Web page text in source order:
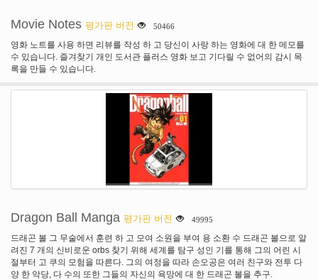
Movie Notes 평가판 버전 50466
영화 노트를 사용 하면 리뷰를 작성 하 고 당신이 사랑 하는 영화에 대 한 메모를
수 있습니다. 즐겨찾기 개인 도서관 플러스 영화 보고 기다릴 수 없어의 감시 목
록을 만들 수 있습니다.
Dragon Ball Manga 평가판 버전 49995
드래곤 볼 그 무술에서 훈련 하 고 모여 소원을 부여 용 소환 수 드래곤 볼으로 알
려진 7 개의 신비로운 orbs 찾기 위해 세계를 탐구 성인 기를 통해 그의 어린 시
절부터 고 쿠의 모험을 따른다. 그의 여정을 따라 손오공은 여러 친구와 전투 다
양 한 악당, 다 수의 또한 그들의 자신의 욕망에 대 한 드래곤 볼을 추구.